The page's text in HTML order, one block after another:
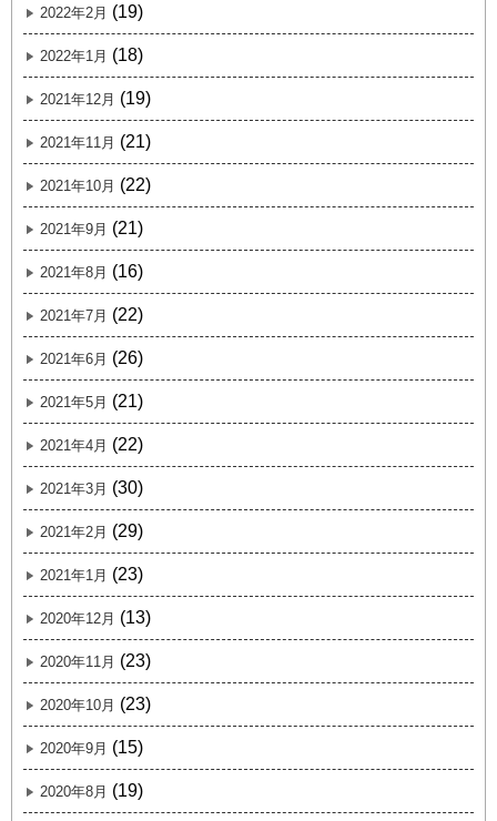
2022年2月 (19)
2022年1月 (18)
2021年12月 (19)
2021年11月 (21)
2021年10月 (22)
2021年9月 (21)
2021年8月 (16)
2021年7月 (22)
2021年6月 (26)
2021年5月 (21)
2021年4月 (22)
2021年3月 (30)
2021年2月 (29)
2021年1月 (23)
2020年12月 (13)
2020年11月 (23)
2020年10月 (23)
2020年9月 (15)
2020年8月 (19)